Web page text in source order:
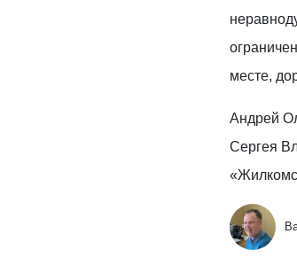
месте,
Андрей
Сергея